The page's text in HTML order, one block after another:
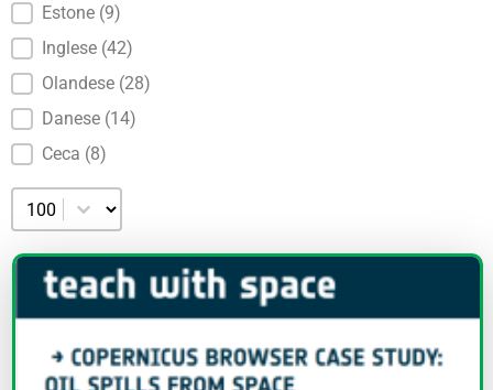
Estone (9)
Inglese (42)
Olandese (28)
Danese (14)
Ceca (8)
Selezionare il numero per pagina